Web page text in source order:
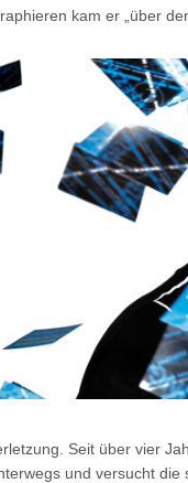
kam er „über
Seit über vier
und versucht